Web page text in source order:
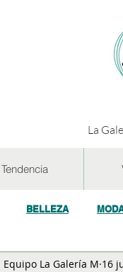
La
Tendencia
BELLEZA
VINOS SALUD
Equipo La Galería M 16